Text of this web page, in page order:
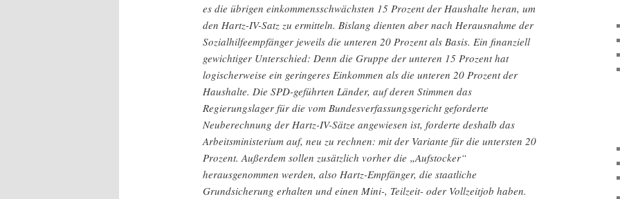
es die übrigen einkommensschwächsten 15 Prozent der Haushalte heran, um
den Hartz-IV-Satz zu ermitteln. Bislang dienten aber nach Herausnahme der
Sozialhilfeempfänger jeweils die unteren 20 Prozent als Basis. Ein finanziell
gewichtiger Unterschied: Denn die Gruppe der unteren 15 Prozent hat
logischerweise ein geringeres Einkommen als die unteren 20 Prozent der
Haushalte. Die SPD-geführten Länder, auf deren Stimmen das
Regierungslager für die vom Bundesverfassungsgericht geforderte
Neuberechnung der Hartz-IV-Sätze angewiesen ist, forderte deshalb das
Arbeitsministerium auf, neu zu rechnen: mit der Variante für die untersten 20
Prozent. Außerdem sollen zusätzlich vorher die „Aufstocker“
herausgenommen werden, also Hartz-Empfänger, die staatliche
Grundsicherung erhalten und einen Mini-, Teilzeit- oder Vollzeitjob haben.